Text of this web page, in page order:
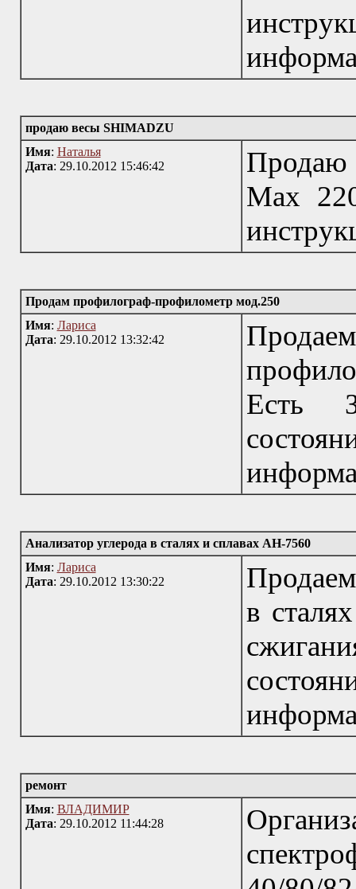
продаю весы SHIMADZU
Имя: Наталья
Дата: 29.10.2012 15:46:42
Max
Продам профилограф-профилометр мод.250
Имя: Лариса
Дата: 29.10.2012 13:32:42
Есть
Анализатор углерода в сталях и сплавах АН-7560
Имя: Лариса
Дата: 29.10.2012 13:30:22
в
ремонт
Имя: ВЛАДИМИР
Дата: 29.10.2012 11:44:28